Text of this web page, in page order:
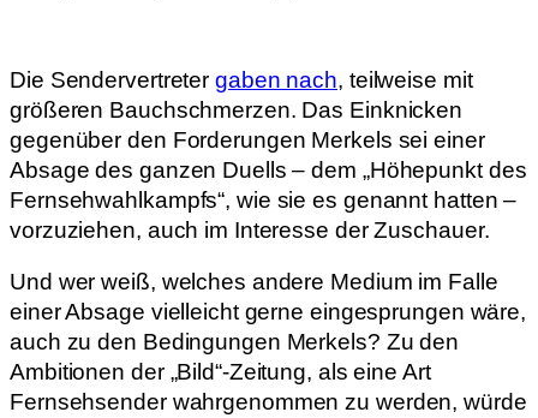
Die Sendervertreter gaben nach, teilweise mit
größeren Bauchschmerzen. Das Einknicken
gegenüber den Forderungen Merkels sei einer
Absage des ganzen Duells – dem „Höhepunkt des
Fernsehwahlkampfs“, wie sie es genannt hatten –
vorzuziehen, auch im Interesse der Zuschauer.
Und wer weiß, welches andere Medium im Falle
einer Absage vielleicht gerne eingesprungen wäre,
auch zu den Bedingungen Merkels? Zu den
Ambitionen der „Bild“-Zeitung, als eine Art
Fernsehsender wahrgenommen zu werden, würde